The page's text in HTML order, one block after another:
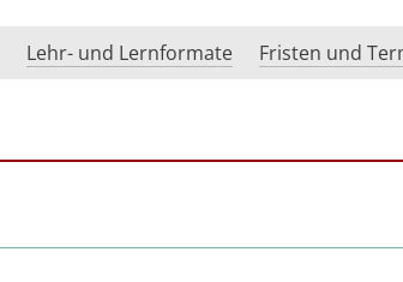
Lehr- und Lernformate Fristen und